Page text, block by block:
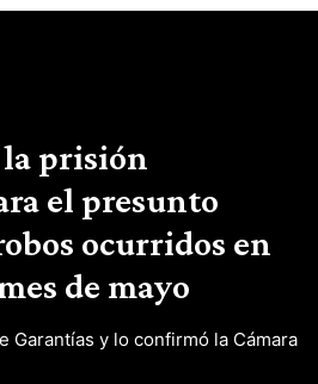
prisión
el presunto
ocurridos en
de mayo
Garantías y lo confirmó la Cámara